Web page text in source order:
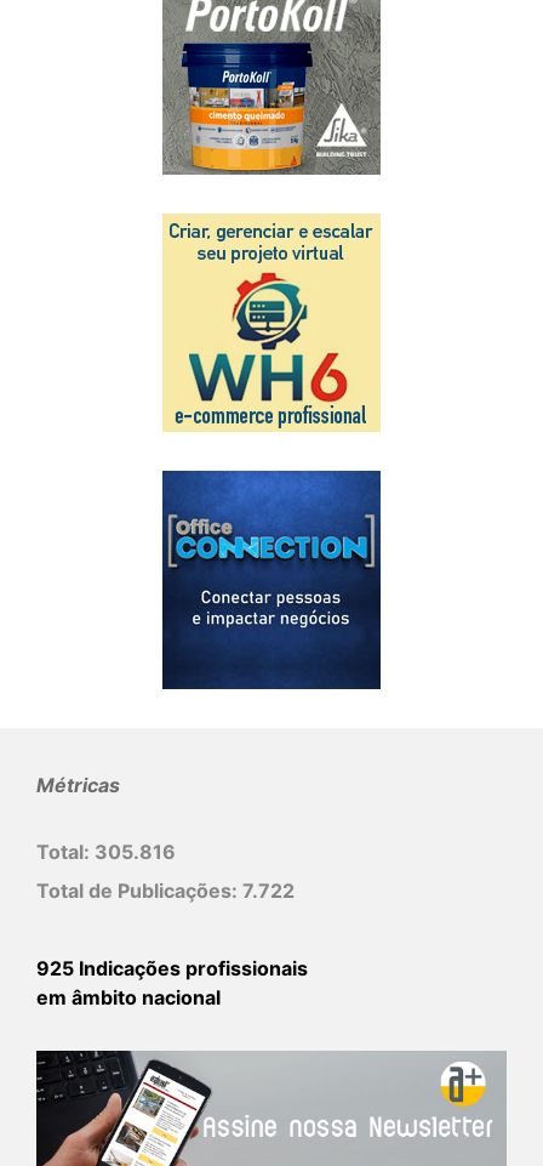
Métricas
Total: 305.816
Total de Publicações: 7.722
925 Indicações profissionais
em âmbito nacional